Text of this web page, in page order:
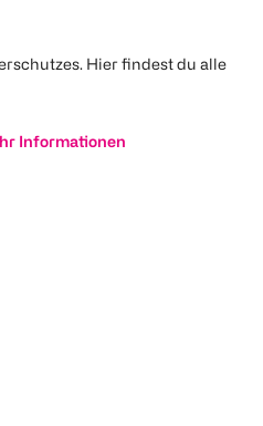
Hier findest du alle
Informationen